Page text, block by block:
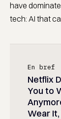
have
tech: AI that
En bref
Netflix
You to
Wear It,